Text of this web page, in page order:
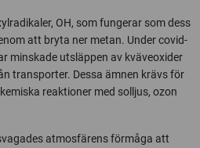
OH, som fungerar som dess
att bryta ner metan. Under covid-
minskade utsläppen av kväveoxider
transporter. Dessa ämnen krävs för
reaktioner med solljus, ozon
atmosfärens förmåga att